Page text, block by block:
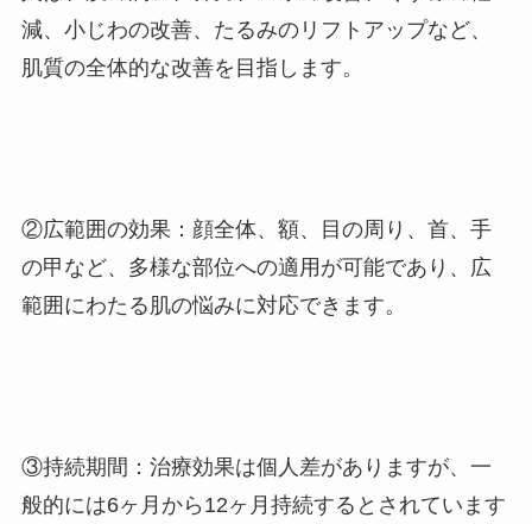
減、小じわの改善、たるみのリフトアップなど、
肌質の全体的な改善を目指します​。
②広範囲の効果：顔全体、額、目の周り、首、手
の甲など、多様な部位への適用が可能であり、広
範囲にわたる肌の悩みに対応できます​。
③持続期間：治療効果は個人差がありますが、一
般的には6ヶ月から 12ヶ月持続するとされています​